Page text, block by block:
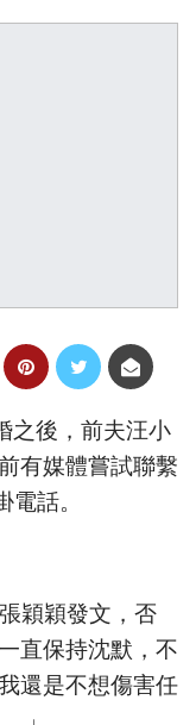
之後，前夫汪小
有媒體嘗試聯繫
電話。
穎穎發文，否
直保持沈默，不
還是不想傷害任